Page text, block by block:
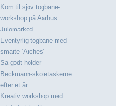
Kom til sjov togbane-
workshop på Aarhus
Julemarked
Eventyrlig togbane med
smarte ‘Arches’
Så godt holder
Beckmann-skoletaskerne
efter et år
Kreativ workshop med